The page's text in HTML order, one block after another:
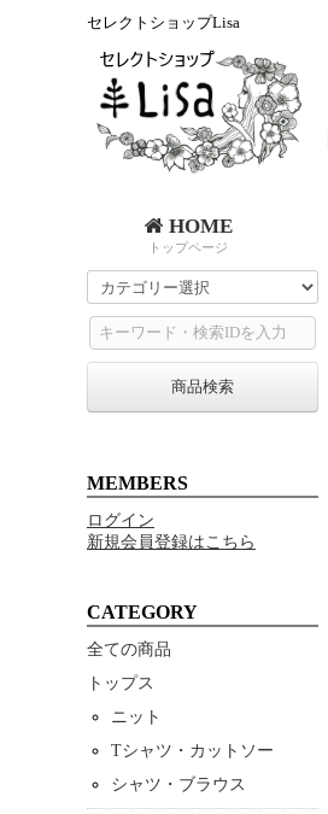
セレクトショップLisa
HOME
トップページ
商品検索
MEMBERS
ログイン
新規会員登録はこちら
CATEGORY
全ての商品
トップス
ニット
Tシャツ・カットソー
シャツ・ブラウス